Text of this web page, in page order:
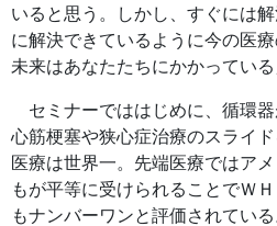
いると思う。しかし、すぐには
に解決できているように今の医
未来はあなたたちにかかっている
セミナーでははじめに、循環器
心筋梗塞や狭心症治療のスライ
医療は世界一。先端医療ではア
もが平等に受けられることでＷ
もナンバーワンと評価されてい